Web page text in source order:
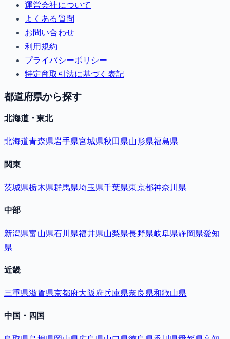
運営会社について
よくある質問
お問い合わせ
利用規約
プライバシーポリシー
特定商取引法に基づく表記
都道府県から探す
北海道・東北
北海道青森県岩手県宮城県秋田県山形県福島県
関東
茨城県栃木県群馬県埼玉県千葉県東京都神奈川県
中部
新潟県富山県石川県福井県山梨県長野県岐阜県静岡県愛知
県
近畿
三重県滋賀県京都府大阪府兵庫県奈良県和歌山県
中国・四国